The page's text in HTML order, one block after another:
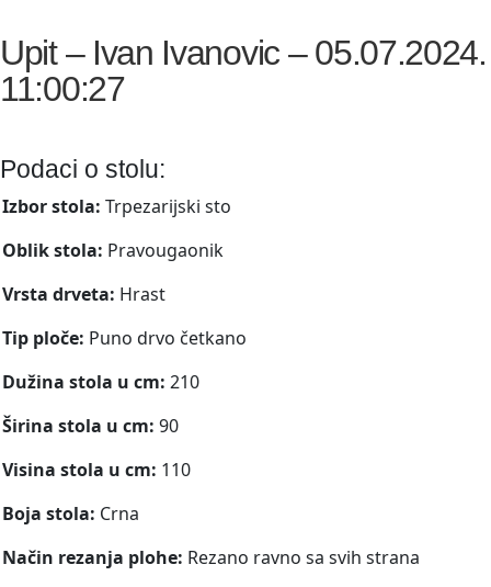
Upit – Ivan Ivanovic – 05.07.2024.
11:00:27
Podaci o stolu:
Izbor stola: Trpezarijski sto
Oblik stola: Pravougaonik
Vrsta drveta: Hrast
Tip ploče: Puno drvo četkano
Dužina stola u cm: 210
Širina stola u cm: 90
Visina stola u cm: 110
Boja stola: Crna
Način rezanja plohe: Rezano ravno sa svih strana